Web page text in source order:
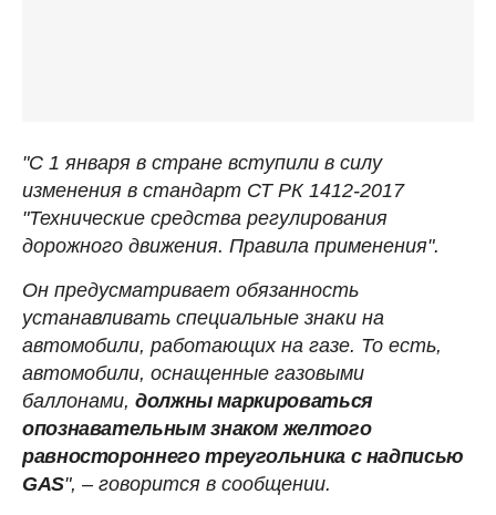
"С 1 января в стране вступили в силу
изменения в стандарт СТ РК 1412-2017
"Технические средства регулирования
дорожного движения. Правила применения".
Он предусматривает обязанность
устанавливать специальные знаки на
автомобили, работающих на газе. То есть,
автомобили, оснащенные газовыми
баллонами, должны маркироваться
опознавательным знаком желтого
равностороннего треугольника с надписью
GAS", – говорится в сообщении.